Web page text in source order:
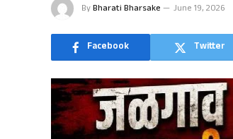
ByBharati Bharsake June 19, 2026
Facebook Twitter